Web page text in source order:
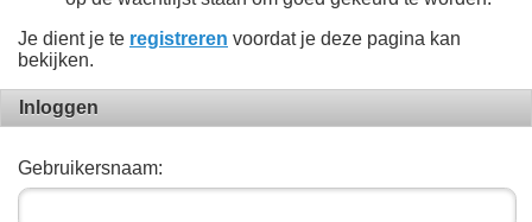
Je dient je te registreren voordat je deze pagina kan
bekijken.
Inloggen
Gebruikersnaam: